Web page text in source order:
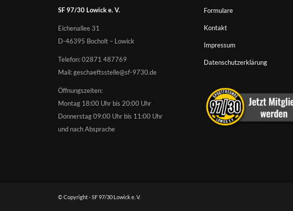
SF 97/30 Lowick e. V.
Eichenallee 31
D-46395 Bocholt – Lowick
Telefon: 02871 487769
Mail: geschaeftsstelle@sf-9730.de
Öffnungszeiten:
Montag 18:00 Uhr bis 20:00 Uhr
Donnerstag 09:00 Uhr bis 11:00 Uhr
und nach Absprache
Formulare
Kontakt
Impressum
Datenschutzerklärung
© Copyright - SF 97/30 Lowick e. V.